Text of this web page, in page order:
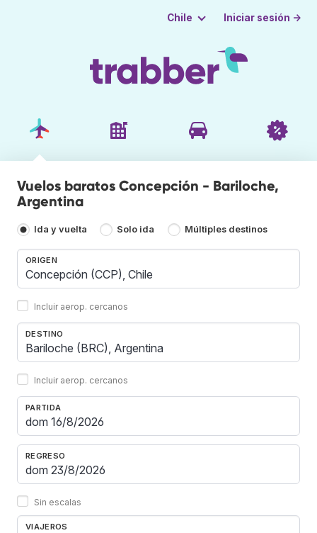
Chile Iniciar sesión →
Vuelos baratos Concepción - Bariloche,
Argentina
Ida y vuelta Solo ida Múltiples destinos
ORIGEN
Incluir aerop. cercanos
DESTINO
Incluir aerop. cercanos
PARTIDA
REGRESO
Sin escalas
VIAJEROS